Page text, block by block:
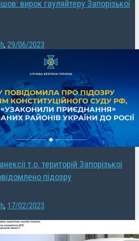
вирок гауляйтеру Запорізької
, 29/06/2023
т.о. територій Запорізької
підозру
, 17/02/2023